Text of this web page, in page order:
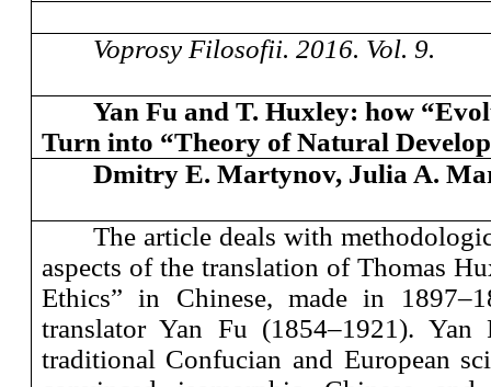
Voprosy Filosofii. 2016. Vol.9.
Yan Fu and T. Huxley: how
Turn into “Theory of Natural
Dmitry E. Martynov, Julia A.
The article deals with
aspects of the translation of Thomas
Ethics” in Chinese, made in
translator Yan Fu (1854–1921).
traditional Confucian and European